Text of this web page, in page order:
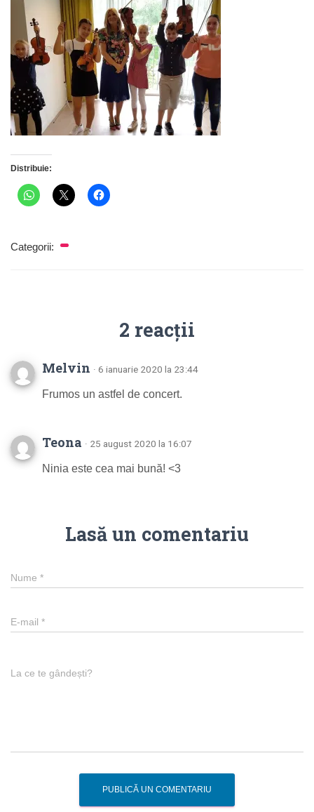
Distribuie:
Categorii:
2 reacții
Melvin · 6 ianuarie 2020 la 23:44
Frumos un astfel de concert.
Teona · 25 august 2020 la 16:07
Ninia este cea mai bună! <3
Lasă un comentariu
Nume *
E-mail *
La ce te gândești?